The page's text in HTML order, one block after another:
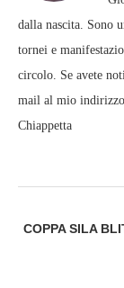
dalla nascita. Sono
tornei e
circolo. Se avete
mail al mio
Chiappetta
COPPA SILA